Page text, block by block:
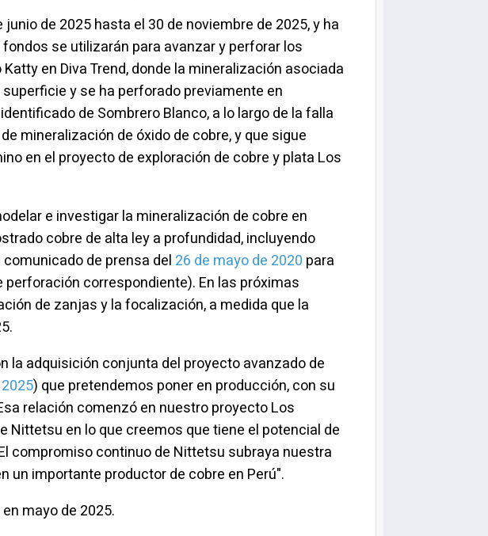
de 2025 hasta el 30 de noviembre de 2025, y ha
se utilizarán para avanzar y perforar los
en Diva Trend, donde la mineralización asociada
y se ha perforado previamente en
de Sombrero Blanco, a lo largo de la falla
mineralización de óxido de cobre, y que sigue
en el proyecto de exploración de cobre y plata Los
e investigar la mineralización de cobre en
cobre de alta ley a profundidad, incluyendo
de prensa del 26 de mayo de 2020 para
correspondiente). En las próximas
de zanjas y la focalización, a medida que la
adquisición conjunta del proyecto avanzado de
) que pretendemos poner en producción, con su
relación comenzó en nuestro proyecto Los
Nittetsu en lo que creemos que tiene el potencial de
compromiso continuo de Nittetsu subraya nuestra
un importante productor de cobre en Perú".
mayo de 2025.